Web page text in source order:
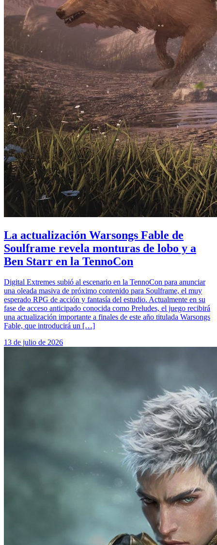
La actualización Warsongs Fable de
Soulframe revela monturas de lobo y a
Ben Starr en la TennoCon
Digital Extremes subió al escenario en la TennoCon para anunciar
una oleada masiva de próximo contenido para Soulframe, el muy
esperado RPG de acción y fantasía del estudio. Actualmente en su
fase de acceso anticipado conocida como Preludes, el juego recibirá
una actualización importante a finales de este año titulada Warsongs
Fable, que introducirá un […]
13 de julio de 2026